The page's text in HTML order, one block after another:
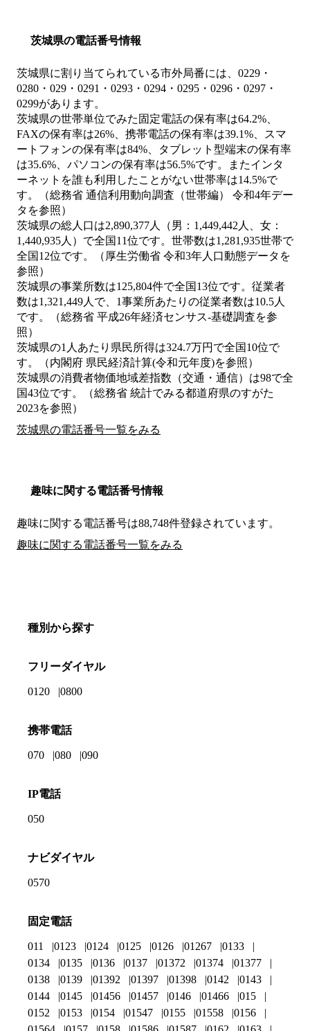
茨城県の電話番号情報
茨城県に割り当てられている市外局番には、0229・
0280・029・0291・0293・0294・0295・0296・0297・
0299があります。
茨城県の世帯単位でみた固定電話の保有率は64.2%、
FAXの保有率は26%、携帯電話の保有率は39.1%、スマ
ートフォンの保有率は84%、タブレット型端末の保有率
は35.6%、パソコンの保有率は56.5%です。またインタ
ーネットを誰も利用したことがない世帯率は14.5%で
す。（総務省 通信利用動向調査（世帯編） 令和4年デー
タを参照）
茨城県の総人口は2,890,377人（男：1,449,442人、女：
1,440,935人）で全国11位です。世帯数は1,281,935世帯で
全国12位です。（厚生労働省 令和3年人口動態データを
参照）
茨城県の事業所数は125,804件で全国13位です。従業者
数は1,321,449人で、1事業所あたりの従業者数は10.5人
です。（総務省 平成26年経済センサス‐基礎調査を参
照）
茨城県の1人あたり県民所得は324.7万円で全国10位で
す。（内閣府 県民経済計算(令和元年度)を参照）
茨城県の消費者物価地域差指数（交通・通信）は98で全
国43位です。（総務省 統計でみる都道府県のすがた
2023を参照）
茨城県の電話番号一覧をみる
趣味に関する電話番号情報
趣味に関する電話番号は88,748件登録されています。
趣味に関する電話番号一覧をみる
種別から探す
フリーダイヤル
0120 0800
携帯電話
070 080 090
IP電話
050
ナビダイヤル
0570
固定電話
011 0123 0124 0125 0126 01267
0133
0134
0135 0136 0137 01372 01374
01377
0138
0139 01392 01397 01398 0142
0143
0144
0145 01456 01457 0146 01466
015
0152
0153 0154 01547 0155 01558
0156